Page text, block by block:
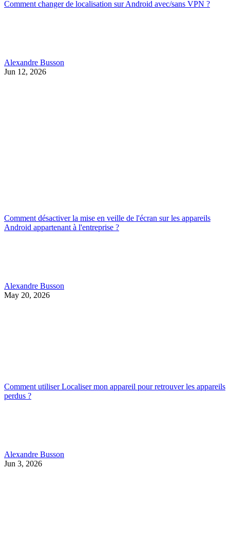
Comment changer de localisation sur Android avec/sans VPN ?
Alexandre Busson
Jun 12, 2026
Comment désactiver la mise en veille de l'écran sur les appareils
Android appartenant à l'entreprise ?
Alexandre Busson
May 20, 2026
Comment utiliser Localiser mon appareil pour retrouver les appareils
perdus ?
Alexandre Busson
Jun 3, 2026